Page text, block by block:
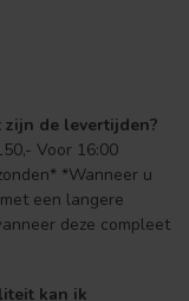
de levertijden?
Voor 16:00
*Wanneer u
een langere
deze compleet
kan ik